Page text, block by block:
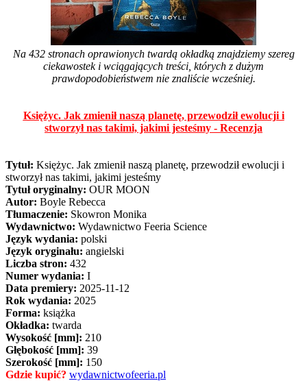
Na 432 stronach oprawionych twardą okładką znajdziemy szereg
ciekawostek i wciągających treści, których z dużym
prawdopodobieństwem nie znaliście wcześniej.
Księżyc. Jak zmienił naszą planetę, przewodził ewolucji i
stworzył nas takimi, jakimi jesteśmy - Recenzja
Tytuł: Księżyc. Jak zmienił naszą planetę, przewodził ewolucji i
stworzył nas takimi, jakimi jesteśmy
Tytuł oryginalny: OUR MOON
Autor: Boyle Rebecca
Tłumaczenie: Skowron Monika
Wydawnictwo: Wydawnictwo Feeria Science
Język wydania: polski
Język oryginału: angielski
Liczba stron: 432
Numer wydania: I
Data premiery: 2025-11-12
Rok wydania: 2025
Forma: książka
Okładka: twarda
Wysokość [mm]: 210
Głębokość [mm]: 39
Szerokość [mm]: 150
Gdzie kupić? wydawnictwofeeria.pl